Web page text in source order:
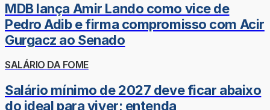
MDB lança Amir Lando como vice de
Pedro Adib e firma compromisso com Acir
Gurgacz ao Senado
SALÁRIO DA FOME
Salário mínimo de 2027 deve ficar abaixo
do ideal para viver; entenda